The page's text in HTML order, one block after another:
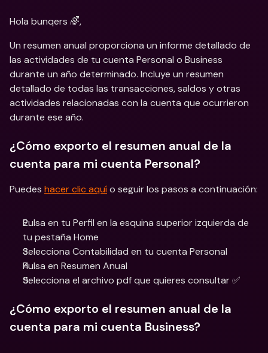
Hola bunqers 🌈,
Un resumen anual proporciona un informe detallado de
las actividades de tu cuenta Personal o Business
durante un año determinado. Incluye un resumen
detallado de todas las transacciones, saldos y otras
actividades relacionadas con la cuenta que ocurrieron
durante ese año.
¿Cómo exporto el resumen anual de la
cuenta para mi cuenta Personal?
Puedes hacer clic aquí o seguir los pasos a continuación:
Pulsa en tu Perfil en la esquina superior izquierda de
tu pestaña Home
Selecciona Contabilidad en tu cuenta Personal
Pulsa en Resumen Anual
Selecciona el archivo pdf que quieres consultar ✅
¿Cómo exporto el resumen anual de la
cuenta para mi cuenta Business?